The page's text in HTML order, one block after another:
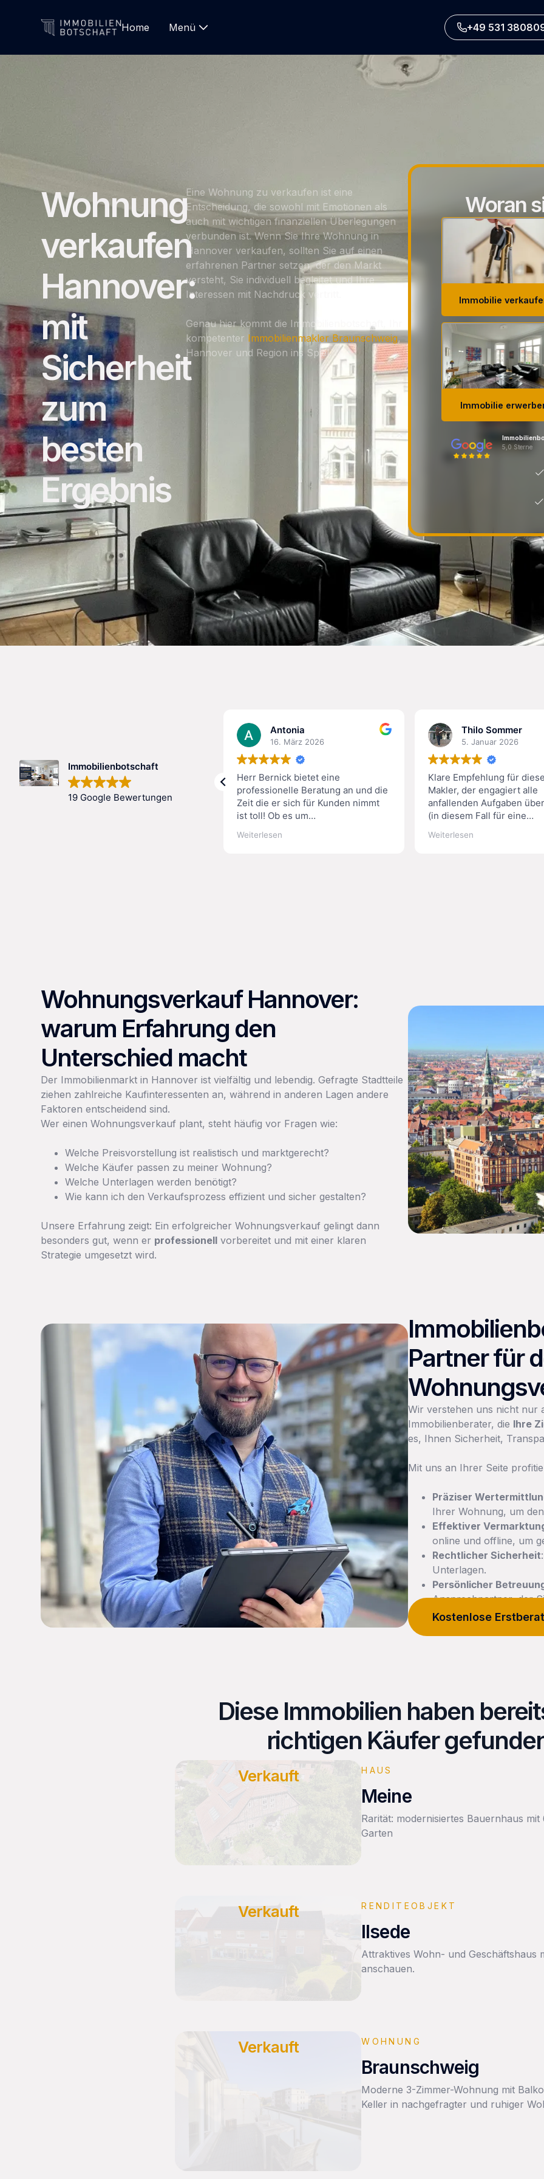
Home Menü +49 531
Wohnung
verkaufen
Hannover:
mit
Sicherheit
zum
besten
Ergebnis
Eine Wohnung zu verkaufen ist eine
Entscheidung, die sowohl mit Emotionen als
auch mit wichtigen finanziellen Überlegungen
verbunden ist. Wenn Sie IhreWohnung in
Hannover verkaufen, sollten Sie auf einen
erfahrenen Partner setzen, der den Markt
versteht, Sie individuell begleitet und Ihre
Interessen mit Nachdruck vertritt.
Genau hier kommt die Immobilienbotschaft, Ihr
kompetenter Immobilienmakler Braunschweig,
Hannover und Region ins Spiel.
Woran
5,0 Sterne
Immobilienbotschaft
19 Google Bewertungen
Wir haben über Herrn Bernick-
Schulze ein Haus in Braunschweig
gekauft und sind in dem ganzen
Antonia
16. März 2026
Herr Bernick bietet eine
professionelle Beratung an und die
Zeit die er sich für Kunden nimmt
ist toll! Ob es um
einer Immobilie geht ist er immer
Weiterlesen
Thilo Sommer
5. Januar 2026
Klare Empfehlung für
Makler, der engagiert alle
anfallenden Aufgaben
(in diesem Fall für eine
Wohnungs-
Weiterlesen
Wohnungsverkauf Hannover:
warum Erfahrung den
Unterschied macht
Der Immobilienmarkt in Hannover ist vielfältig und lebendig. Gefragte Stadtteile
ziehen zahlreiche Kaufinteressenten an, während in anderen Lagen andere
Faktoren entscheidend sind.
Wer einen Wohnungsverkauf plant, steht häufig vor Fragen wie:
Welche Preisvorstellung ist realistisch und marktgerecht?
Welche Käufer passen zu meiner Wohnung?
Welche Unterlagen werden benötigt?
Wie kann ich den Verkaufsprozess effizient und sicher gestalten?
Unsere Erfahrung zeigt: Ein erfolgreicher Wohnungsverkauf gelingt dann
besonders gut, wenn er professionell vorbereitet und mit einer klaren
Strategie umgesetzt wird.
Partner für
Wir verstehen uns nicht nur
Immobilienberater, die Ihre
es, Ihnen Sicherheit,
Mit uns an Ihrer Seite
Präziser
Ihrer Wohnung, um
Effektiver
online und offline, um
Rechtlicher Sicherheit
Unterlagen.
Persönlicher
Ansprechpartner, der
Kostenlose
Diese Immobilien haben
richtigen Käufer
Verkauft HAUS
Meine
Rarität: modernisiertes Bauernhaus
Garten
Verkauft RENDITEOBJEKT
Ilsede
Attraktives Wohn- und Geschäftshaus
anschauen.
Verkauft WOHNUNG
Braunschweig
Moderne 3-Zimmer-Wohnung mit
Keller in nachgefragter und ruhiger